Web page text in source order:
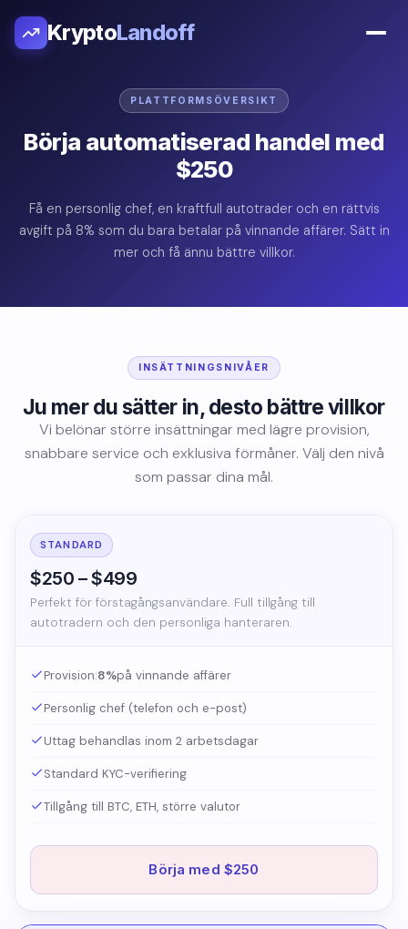
KryptoLandoff
PLATTFORMSÖVERSIKT
Börja automatiserad handel med
$250
Få en personlig chef, en kraftfull autotrader och en rättvis
avgift på 8% som du bara betalar på vinnande affärer. Sätt in
mer och få ännu bättre villkor.
INSÄTTNINGSNIVÅER
Ju mer du sätter in, desto bättre villkor
Vi belönar större insättningar med lägre provision,
snabbare service och exklusiva förmåner. Välj den nivå
som passar dina mål.
STANDARD
$250 – $499
Perfekt för förstagångsanvändare. Full tillgång till
autotradern och den personliga hanteraren.
Provision:8%på vinnande affärer
Personlig chef (telefon och e-post)
Uttag behandlas inom 2 arbetsdagar
Standard KYC-verifiering
Tillgång till BTC, ETH, större valutor
Börja med $250